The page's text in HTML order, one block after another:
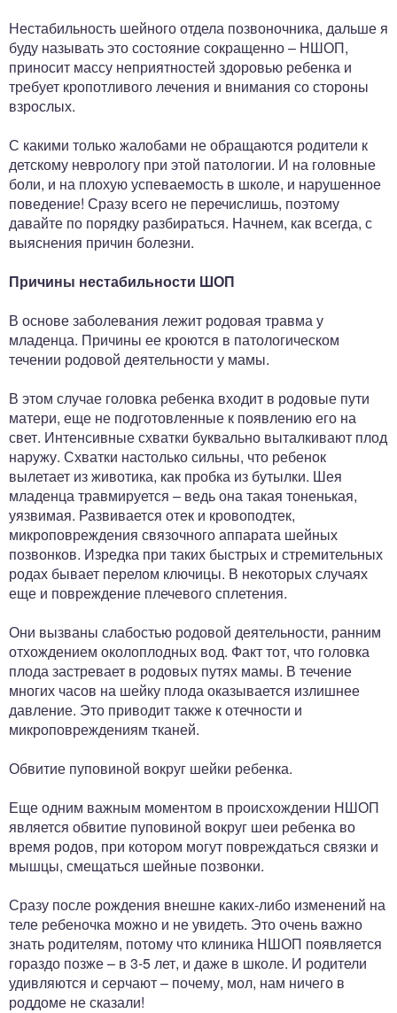
Нестабильность шейного отдела позвоночника, дальше я
буду называть это состояние сокращенно – НШОП,
приносит массу неприятностей здоровью ребенка и
требует кропотливого лечения и внимания со стороны
взрослых.
С какими только жалобами не обращаются родители к
детскому неврологу при этой патологии. И на головные
боли, и на плохую успеваемость в школе, и нарушенное
поведение! Сразу всего не перечислишь, поэтому
давайте по порядку разбираться. Начнем, как всегда, с
выяснения причин болезни.
Причины нестабильности ШОП
В основе заболевания лежит родовая травма у
младенца. Причины ее кроются в патологическом
течении родовой деятельности у мамы.
В этом случае головка ребенка входит в родовые пути
матери, еще не подготовленные к появлению его на
свет. Интенсивные схватки буквально выталкивают плод
наружу. Схватки настолько сильны, что ребенок
вылетает из животика, как пробка из бутылки. Шея
младенца травмируется – ведь она такая тоненькая,
уязвимая. Развивается отек и кровоподтек,
микроповреждения связочного аппарата шейных
позвонков. Изредка при таких быстрых и стремительных
родах бывает перелом ключицы. В некоторых случаях
еще и повреждение плечевого сплетения.
Они вызваны слабостью родовой деятельности, ранним
отхождением околоплодных вод. Факт тот, что головка
плода застревает в родовых путях мамы. В течение
многих часов на шейку плода оказывается излишнее
давление. Это приводит также к отечности и
микроповреждениям тканей.
Обвитие пуповиной вокруг шейки ребенка.
Еще одним важным моментом в происхождении НШОП
является обвитие пуповиной вокруг шеи ребенка во
время родов, при котором могут повреждаться связки и
мышцы, смещаться шейные позвонки.
Сразу после рождения внешне каких-либо изменений на
теле ребеночка можно и не увидеть. Это очень важно
знать родителям, потому что клиника НШОП появляется
гораздо позже – в 3-5 лет, и даже в школе. И родители
удивляются и серчают – почему, мол, нам ничего в
роддоме не сказали!